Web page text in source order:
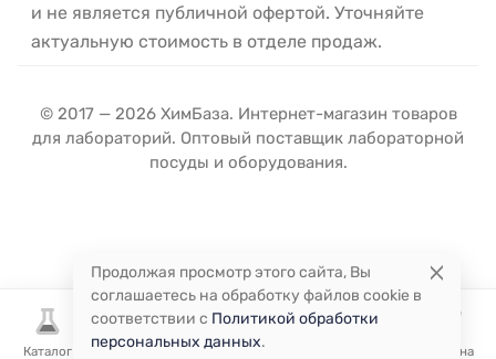
Каталог Избранное Корзина
и не является публичной офертой. Уточняйте
актуальную стоимость в отделе продаж.
© 2017 — 2026 ХимБаза. Интернет-магазин товаров
для лабораторий. Оптовый поставщик лабораторной
посуды и оборудования.
Продолжая просмотр этого сайта, Вы
соглашаетесь на обработку файлов cookie в
соответствии с Политикой обработки
персональных данных.